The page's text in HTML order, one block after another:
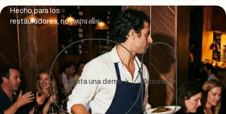
Footer
Hecho para los
restauradores, nocontra ellos
Solicita una demo Accede